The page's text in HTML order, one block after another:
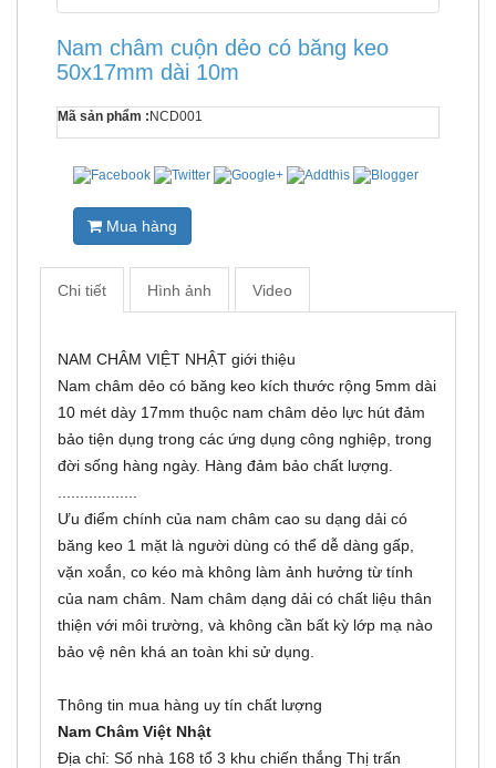
Nam châm cuộn dẻo có băng keo
50x17mm dài 10m
Mã sản phẩm :NCD001
Mua hàng
Chi tiết Hình ảnh Video
NAM CHÂM VIỆT NHẬT giới thiệu
Nam châm dẻo có băng keo kích thước rộng 5mm dài
10 mét dày 17mm thuộc nam châm dẻo lực hút đảm
bảo tiện dụng trong các ứng dụng công nghiệp, trong
đời sống hàng ngày. Hàng đảm bảo chất lượng.
Ưu điểm chính của nam châm cao su dạng dải có
băng keo 1 mặt là người dùng có thể dễ dàng gấp,
vặn xoắn, co kéo mà không làm ảnh hưởng từ tính
của nam châm. Nam châm dạng dải có chất liệu thân
thiện với môi trường, và không cần bất kỳ lớp mạ nào
bảo vệ nên khá an toàn khi sử dụng.
Thông tin mua hàng uy tín chất lượng
Nam Châm Việt Nhật
Địa chỉ: Số nhà 168 tổ 3 khu chiến thắng Thị trấn